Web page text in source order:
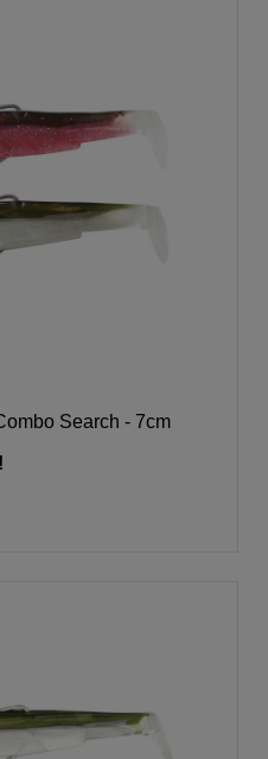
Search - 7cm